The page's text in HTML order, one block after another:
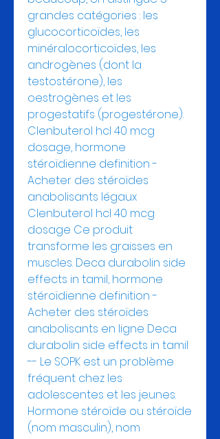
grandes catégories : les
glucocorticoïdes, les
minéralocorticoïdes, les
androgènes (dont la
testostérone), les
oestrogènes et les
progestatifs (progestérone).
Clenbuterol hcl 40 mcg
dosage, hormone
stéroïdienne definition -
Acheter des stéroïdes
anabolisants légaux
Clenbuterol hcl 40 mcg
dosage Ce produit
transforme les graisses en
muscles. Deca durabolin side
effects in tamil, hormone
stéroïdienne definition -
Acheter des stéroïdes
anabolisants en ligne Deca
durabolin side effects in tamil
-- Le SOPK est un problème
fréquent chez les
adolescentes et les jeunes.
Hormone stéroïde ou stéroïde
(nom masculin), nom